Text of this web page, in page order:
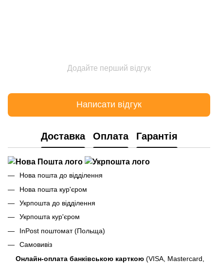
Додайте перший відгук
Написати відгук
Доставка Оплата Гарантія
Нова пошта до відділення
Нова пошта кур'єром
Укрпошта до відділення
Укрпошта кур'єром
InPost поштомат (Польща)
Самовивіз
Онлайн-оплата банківською карткою (VISA, Mastercard,